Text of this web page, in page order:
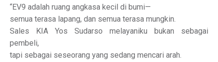
“EV9 adalah ruang angkasa kecil di bumi—
semua terasa lapang, dan semua terasa mungkin.
Sales KIA Yos Sudarso melayaniku bukan sebagai
pembeli,
tapi sebagai seseorang yang sedang mencari arah.